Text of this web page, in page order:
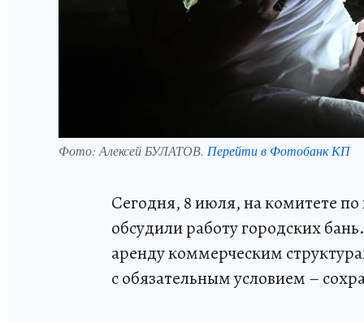
Фото: Алексей БУЛАТОВ. Перейти в Фотобанк КП
Сегодня, 8 июля, на комитете
обсудили работу городских
аренду коммерческим
с обязательным условием –